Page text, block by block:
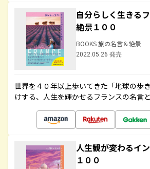
自分らしく生きる
絶景１００
BOOKS 旅の名言＆絶景
2022.05.26 発売
世界を４０年以上歩いてきた「地球の歩
けする、人生を輝かせるフランスの名言
人生観が変わるイ
１００